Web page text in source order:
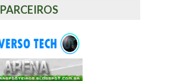
PARCEIROS